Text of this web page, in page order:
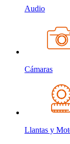
Audio
Cámaras
Llantas y